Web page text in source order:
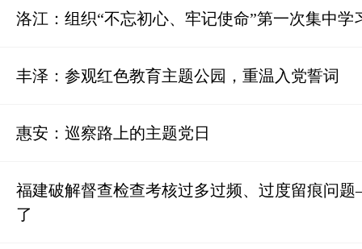
洛江：组织“不忘初心、牢记使命”第一次集中学
丰泽：参观红色教育主题公园，重温入党誓词
惠安：巡察路上的主题党日
福建破解督查检查考核过多过频、过度留痕问
了